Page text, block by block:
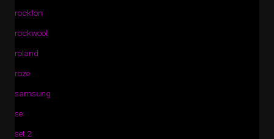
rockfon
rockwool
roland
roze
samsung
se
set 2